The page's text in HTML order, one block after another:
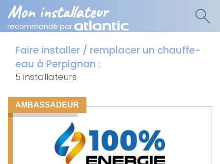
Mon installateur
recommandé par
Faire installer / remplacer un chauffe-
eau à Perpignan :
5 installateurs
AMBASSADEUR